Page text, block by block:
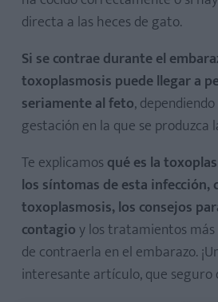
directa a las heces de gato.
Si se contrae durante el
toxoplasmosis puede llegar a
seriamente al feto,
gestación en la que se produzca
Te explicamos qué es la
los síntomas de esta infección,
toxoplasmosis, los consejos
contagioy los tratamientos más
de contraerla en el embarazo.
interesante artículo, que seguro